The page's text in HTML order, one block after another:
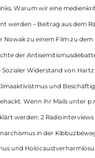
Warum wir eine
werden – Beitrag aus dem
zu einem Film zu
der
Sozialer Widerstand von
und
Wenn ihr Mails unter
werden: 2
in der
und